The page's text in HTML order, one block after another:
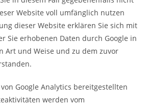
Website voll umfänglich nutzen
dieser Website erklären Sie sich mit
Sie erhobenen Daten durch Google in
Art und Weise und zu dem zuvor
Google Analytics bereitgestellten
werden vom